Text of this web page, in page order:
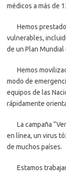
médicos a más de
Hemos prestado
vulnerables,
de un Plan Mundial
Hemos
modo de
equipos de las
rápidamente
La campaña
en línea, un virus
de muchos países.
Estamos